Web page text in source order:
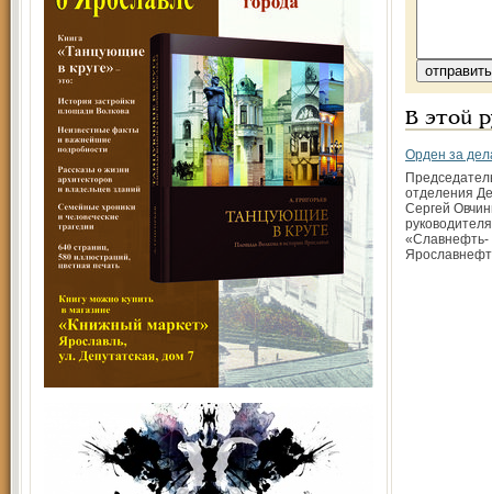
В этой
Орден за
отделения
Сергей
«Славнефть-